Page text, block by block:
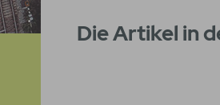
Die Artikel in